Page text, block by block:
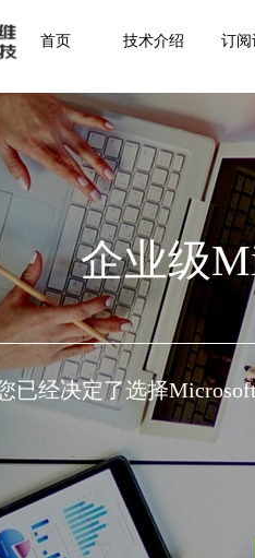
首页 技术介绍 订阅
企业级
已经决定了选择